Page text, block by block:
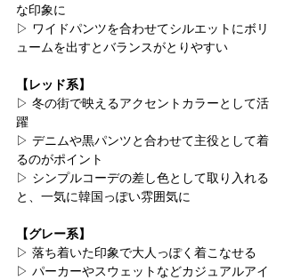
な印象に
▷ ワイドパンツを合わせてシルエットにボリ
ュームを出すとバランスがとりやすい
【レッド系】
▷ 冬の街で映えるアクセントカラーとして活
躍
▷ デニムや黒パンツと合わせて主役として着
るのがポイント
▷ シンプルコーデの差し色として取り入れる
と、一気に韓国っぽい雰囲気に
【グレー系】
▷ 落ち着いた印象で大人っぽく着こなせる
▷ パーカーやスウェットなどカジュアルアイ